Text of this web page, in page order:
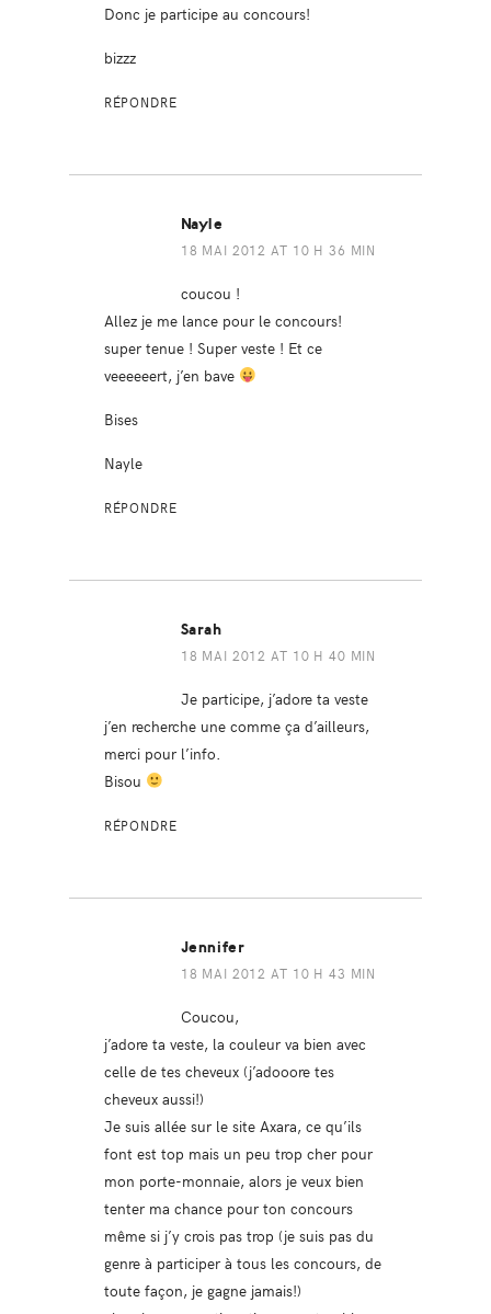
Donc je participe au concours!
bizzz
RÉPONDRE
Nayle
18 MAI 2012 AT 10 H 36 MIN
coucou !
Allez je me lance pour le concours!
super tenue ! Super veste ! Et ce
veeeeeert, j’en bave
Bises
Nayle
RÉPONDRE
Sarah
18 MAI 2012 AT 10 H 40 MIN
Je participe, j’adore ta veste
j’en recherche une comme ça d’ailleurs,
merci pour l’info.
Bisou
RÉPONDRE
Jennifer
18 MAI 2012 AT 10 H 43 MIN
Coucou,
j’adore ta veste, la couleur va bien avec
celle de tes cheveux (j’adooore tes
cheveux aussi!)
Je suis allée sur le site Axara, ce qu’ils
font est top mais un peu trop cher pour
mon porte-monnaie, alors je veux bien
tenter ma chance pour ton concours
même si j’y crois pas trop (je suis pas du
genre à participer à tous les concours, de
toute façon, je gagne jamais!)